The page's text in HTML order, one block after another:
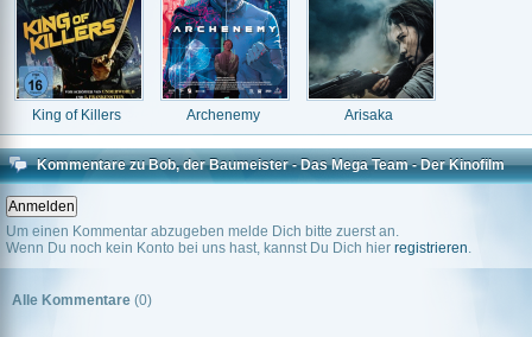
King of Killers Archenemy Arisaka
Kommentare zu Bob, der Baumeister - Das Mega Team - Der Kinofilm
Um einen Kommentar abzugeben melde Dich bitte zuerst an.
Wenn Du noch kein Konto bei uns hast, kannst Du Dich hier registrieren.
Alle Kommentare (0)